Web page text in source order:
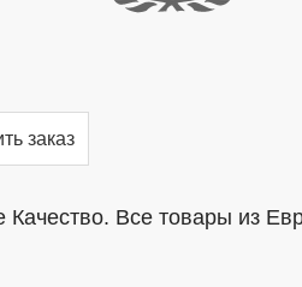
заказ
Качество. Все товары из